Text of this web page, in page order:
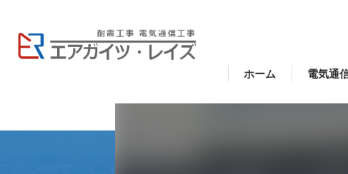
ホーム 電気通